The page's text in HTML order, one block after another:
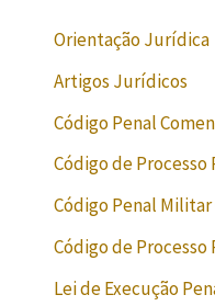
Orientação Jurídica
Artigos Jurídicos
Código Penal
Código de
Código Penal
Código de
Lei de Execução